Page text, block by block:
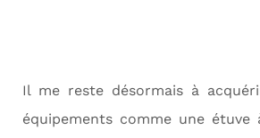
Il me reste désormais à
équipements comme une